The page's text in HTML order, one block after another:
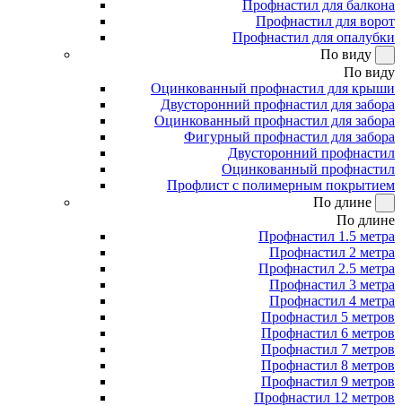
Профнастил для балкона
Профнастил для ворот
Профнастил для опалубки
По виду
По виду
Оцинкованный профнастил для крыши
Двусторонний профнастил для забора
Оцинкованный профнастил для забора
Фигурный профнастил для забора
Двусторонний профнастил
Оцинкованный профнастил
Профлист с полимерным покрытием
По длине
По длине
Профнастил 1.5 метра
Профнастил 2 метра
Профнастил 2.5 метра
Профнастил 3 метра
Профнастил 4 метра
Профнастил 5 метров
Профнастил 6 метров
Профнастил 7 метров
Профнастил 8 метров
Профнастил 9 метров
Профнастил 12 метров